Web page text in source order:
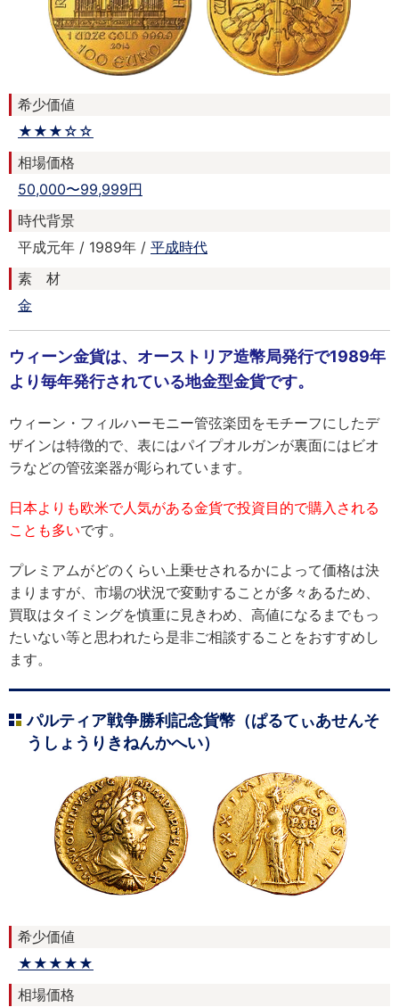
希少価値
★★★☆☆
相場価格
50,000〜99,999円
時代背景
平成元年 / 1989年 / 平成時代
素 材
金
ウィーン金貨は、オーストリア造幣局発行で1989年
より毎年発行されている地金型金貨です。
ウィーン・フィルハーモニー管弦楽団をモチーフにしたデ
ザインは特徴的で、表にはパイプオルガンが裏面にはビオ
ラなどの管弦楽器が彫られています。
日本よりも欧米で人気がある金貨で投資目的で購入される
ことも多いです。
プレミアムがどのくらい上乗せされるかによって価格は決
まりますが、市場の状況で変動することが多々あるため、
買取はタイミングを慎重に見きわめ、高値になるまでもっ
たいない等と思われたら是非ご相談することをおすすめし
ます。
パルティア戦争勝利記念貨幣（ぱるてぃあせんそ
うしょうりきねんかへい）
希少価値
★★★★★
相場価格